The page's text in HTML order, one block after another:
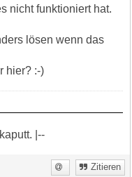
nicht funktioniert hat.
lösen wenn das
hier? :-)
|--
Zitieren